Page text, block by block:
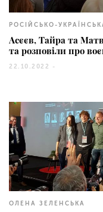
РОСІЙСЬКО-
Асєєв, Тайра та
та розповіли про
22.10.2022 -
ОЛЕНА ЗЕЛЕНСЬКА